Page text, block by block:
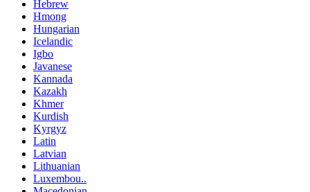
Hebrew
Hmong
Hungarian
Icelandic
Igbo
Javanese
Kannada
Kazakh
Khmer
Kurdish
Kyrgyz
Latin
Latvian
Lithuanian
Luxembou..